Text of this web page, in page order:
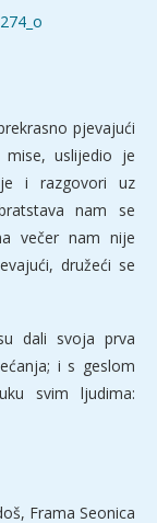
pjevajući
mise, uslijedio je
i razgovori uz
nam se
večer nam nije
družeći se
dali svoja prva
i s geslom
svim ljudima:
Frama Seonica